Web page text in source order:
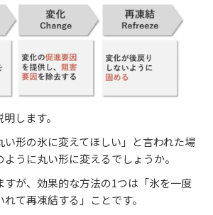
します。
形の氷に変えてほしい」と言われた場
うに丸い形に変えるでしょうか。
すが、効果的な方法の1つは「氷を一度
て再凍結する」ことです。